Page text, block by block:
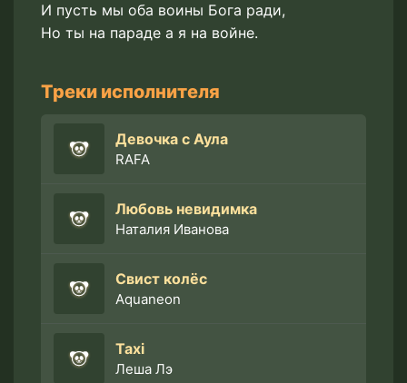
И пусть мы оба воины Бога ради,
Но ты на параде а я на войне.
Треки исполнителя
Девочка с Аула
RAFA
Любовь невидимка
Наталия Иванова
Свист колёс
Aquaneon
Taxi
Леша Лэ